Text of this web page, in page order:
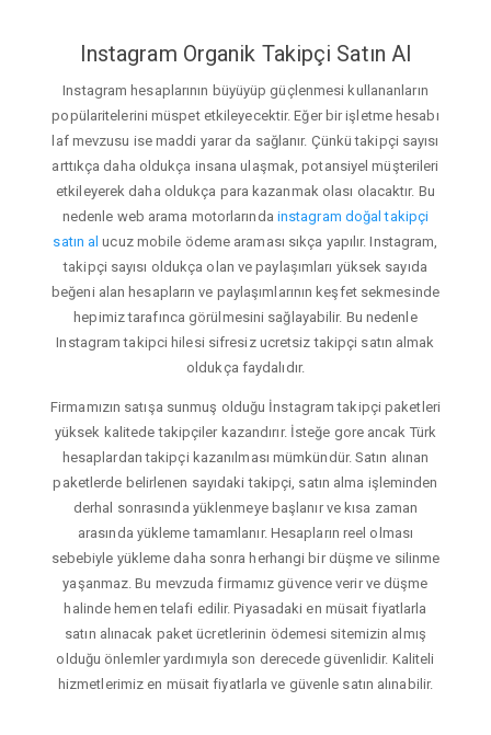
Instagram Organik Takipçi Satın Al
Instagram hesaplarının büyüyüp güçlenmesi kullananların
popülaritelerini müspet etkileyecektir. Eğer bir işletme hesabı
laf mevzusu ise maddi yarar da sağlanır. Çünkü takipçi sayısı
arttıkça daha oldukça insana ulaşmak, potansiyel müşterileri
etkileyerek daha oldukça para kazanmak olası olacaktır. Bu
nedenle web arama motorlarında instagram doğal takipçi
satın al ucuz mobile ödeme araması sıkça yapılır. Instagram,
takipçi sayısı oldukça olan ve paylaşımları yüksek sayıda
beğeni alan hesapların ve paylaşımlarının keşfet sekmesinde
hepimiz tarafınca görülmesini sağlayabilir. Bu nedenle
Instagram takipci hilesi sifresiz ucretsiz takipçi satın almak
oldukça faydalıdır.
Firmamızın satışa sunmuş olduğu İnstagram takipçi paketleri
yüksek kalitede takipçiler kazandırır. İsteğe gore ancak Türk
hesaplardan takipçi kazanılması mümkündür. Satın alınan
paketlerde belirlenen sayıdaki takipçi, satın alma işleminden
derhal sonrasında yüklenmeye başlanır ve kısa zaman
arasında yükleme tamamlanır. Hesapların reel olması
sebebiyle yükleme daha sonra herhangi bir düşme ve silinme
yaşanmaz. Bu mevzuda firmamız güvence verir ve düşme
halinde hemen telafi edilir. Piyasadaki en müsait fiyatlarla
satın alınacak paket ücretlerinin ödemesi sitemizin almış
olduğu önlemler yardımıyla son derecede güvenlidir. Kaliteli
hizmetlerimiz en müsait fiyatlarla ve güvenle satın alınabilir.